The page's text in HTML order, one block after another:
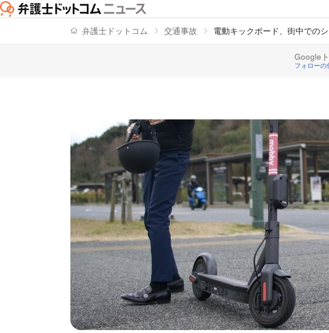
弁護士ドットコム 交通事故 電動キックボード、街中での
Google
フォローの